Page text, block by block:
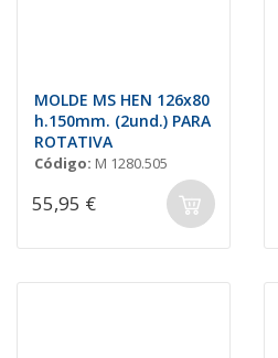
MOLDE MS HEN 126x80
h.150mm. (2und.) PARA
ROTATIVA
Código: M 1280.505
55,95 €